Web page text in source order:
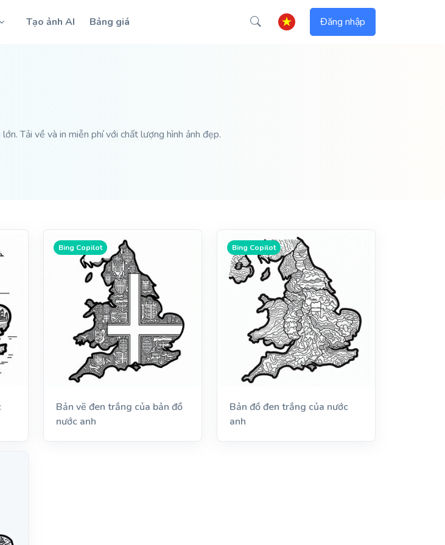
Tạo ảnh AI Bảng giá Đăng nhập
Tải về và in miễn phí với chất lượng hình ảnh đẹp.
Bing Copilot
Bản vẽ đen trắng của bản đồ
nước anh
Bing Copilot
Bản đồ đen trắng của nước
anh